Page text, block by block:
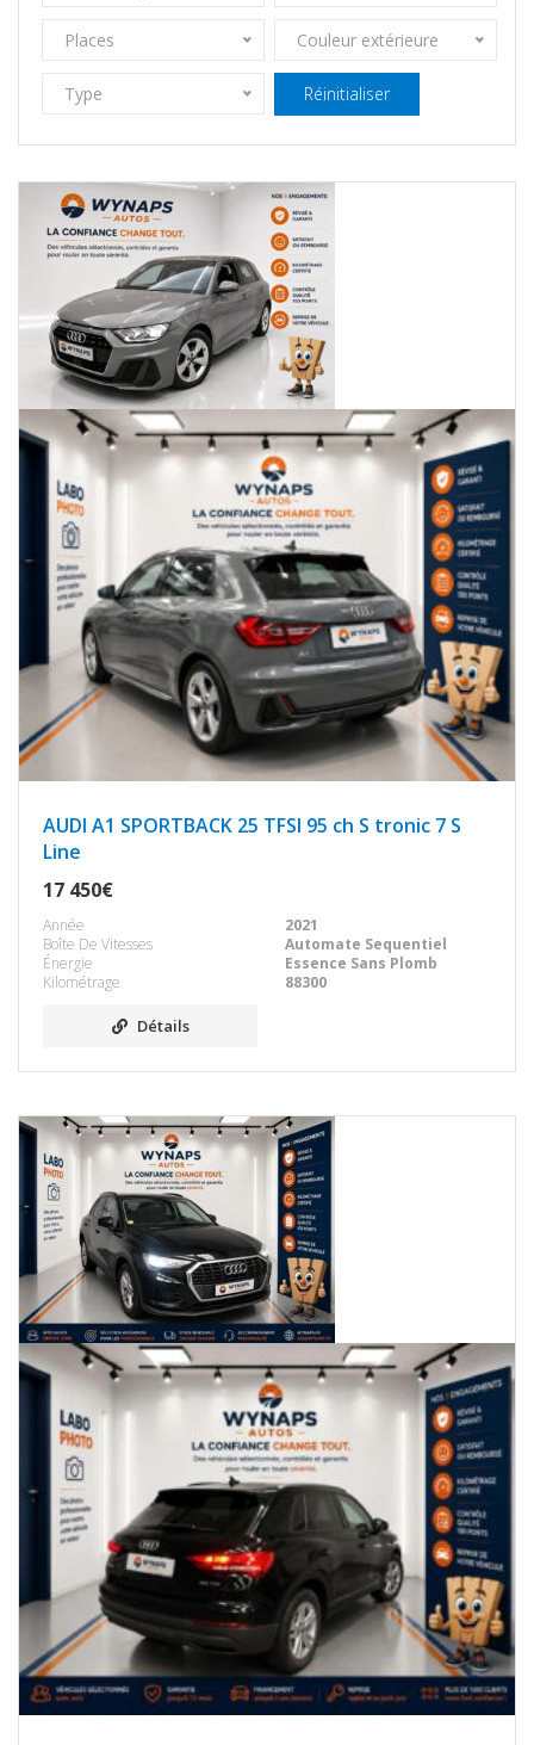
Places Couleur extérieure
Type Réinitialiser
AUDI A1 SPORTBACK 25 TFSI 95 ch S tronic 7 S
Line
17 450€
Année
2021
Boîte De Vitesses
Automate Sequentiel
Énergie
Essence Sans Plomb
Kilométrage
88300
Détails